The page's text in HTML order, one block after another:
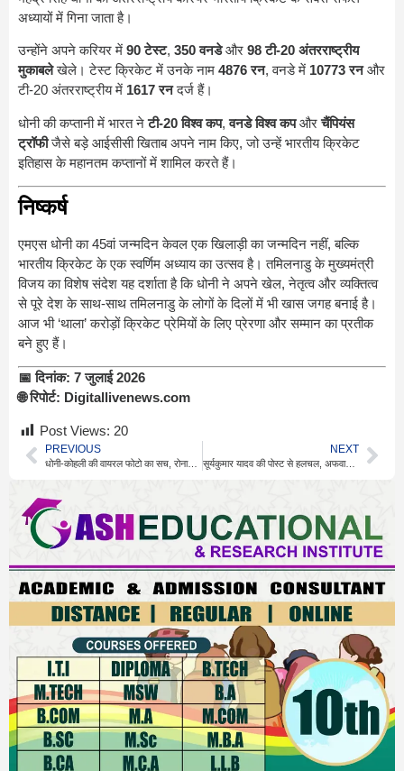
अध्यायों में गिना जाता है।
उन्होंने अपने करियर में 90 टेस्ट, 350 वनडेऔर 98 टी-20 अंतरराष्ट्रीय
मुकाबलेखेले। टेस्ट क्रिकेट में उनके नाम 4876 रन, वनडे में 10773 रनऔर
टी-20 अंतरराष्ट्रीय में 1617 रनदर्ज हैं।
धोनी की कप्तानी में भारत नेटी-20 विश्व कप,वनडे विश्व कपऔरचैंपियंस
ट्रॉफीजैसे बड़े आईसीसी खिताब अपने नाम किए, जो उन्हें भारतीय क्रिकेट
इतिहास के महानतम कप्तानों में शामिल करते हैं।
निष्कर्ष
एमएस धोनी का 45वां जन्मदिन केवल एक खिलाड़ी का जन्मदिन नहीं, बल्कि
भारतीय क्रिकेट के एक स्वर्णिम अध्याय का उत्सव है। तमिलनाडु के मुख्यमंत्री
विजय का विशेष संदेश यह दर्शाता है कि धोनी ने अपने खेल, नेतृत्व और व्यक्तित्व
से पूरे देश के साथ-साथ तमिलनाडु के लोगों के दिलों में भी खास जगह बनाई है।
आज भी ‘थाला’ करोड़ों क्रिकेट प्रेमियों के लिए प्रेरणा और सम्मान का प्रतीक
बने हुए हैं।
📅 दिनांक: 7 जुलाई 2026
🌐 रिपोर्ट: Digitallivenews.com
Post Views: 20
PREVIOUS
धोनी-कोहली की वायरल फोटो का सच, रोनाल्डो मैच से नहीं है संबंध
NEXT
सूर्यकुमार यादव की पोस्ट से हलचल, अफवाहों पर दिया जवाब